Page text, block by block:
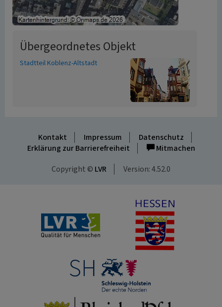
Übergeordnetes Objekt
Stadtteil Koblenz-Altstadt
Kontakt Impressum
Datenschutz
Erklärung zur Barrierefreiheit
Mitmachen
Copyright © LVR Version: 4.52.0